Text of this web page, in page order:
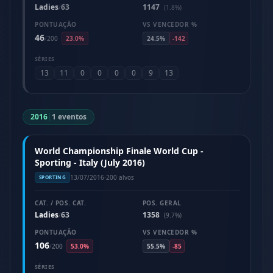
Ladies/63 1147 (1.8%)
PONTUAÇÃO
46/200 23.0%
VS VENCEDOR %
24.5%
-142
SÉRIES
13 11 0 0 0 0 9 13
2016| 1 eventos
World Championship Finale World Cup -
Sporting - Italy (July 2016)
SPORTING 13/07/2016·200 alvos
CAT. / POS. CAT.
Ladies/63
POS. GERAL
1358 (9.7%)
PONTUAÇÃO
106/200 53.0%
VS VENCEDOR %
55.5%
-85
SÉRIES